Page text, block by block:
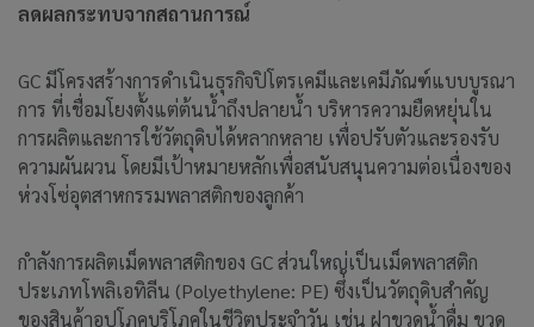
ลดผลกระทบจากสถานการณ์
GC มีโครงสร้างการดำเนินธุรกิจปิโตรเคมีและเคมีภัณฑ์แบบบูรณา
การ ที่เชื่อมโยงตั้งแต่ต้นน้ำถึงปลายน้ำ บริหารความยืดหยุ่นใน
การผลิตและการใช้วัตถุดิบได้หลากหลาย เพื่อปรับตัวและรองรับ
ความผันผวน โดยมีเป้าหมายหลักเพื่อสนับสนุนความต่อเนื่องของ
ห่วงโซ่อุตสาหกรรมพลาสติกของลูกค้า
กำลังการผลิตเม็ดพลาสติกของ GC ส่วนใหญ่เป็นเม็ดพลาสติก
ประเภทโพลิเอทิลีน (Polyethylene: PE) ซึ่งเป็นวัตถุดิบสำคัญ
ของสินค้าอุปโภคบริโภคในชีวิตประจำวัน เช่น ฝาขวดน้ำดื่ม ขวด